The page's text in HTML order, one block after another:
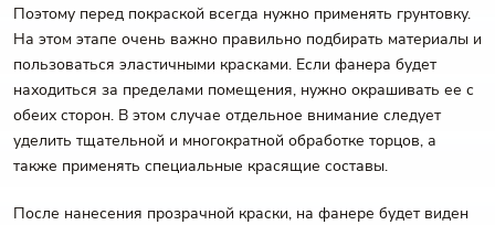
Поэтому перед покраской всегда нужно применять грунтовку.
На этом этапе очень важно правильно подбирать материалы и
пользоваться эластичными красками. Если фанера будет
находиться за пределами помещения, нужно окрашивать ее с
обеих сторон. В этом случае отдельное внимание следует
уделить тщательной и многократной обработке торцов, а
также применять специальные красящие составы.
После нанесения прозрачной краски, на фанере будет виден